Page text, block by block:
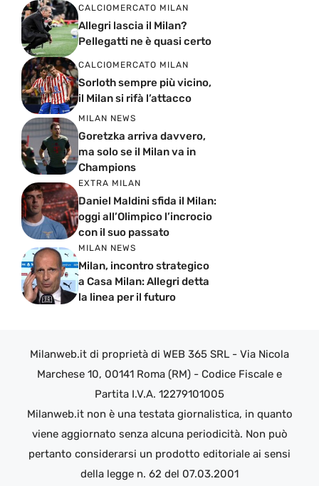
CALCIOMERCATO MILAN
Allegri lascia il Milan?
Pellegatti ne è quasi certo
CALCIOMERCATO MILAN
Sorloth sempre più vicino,
il Milan si rifà l’attacco
MILAN NEWS
Goretzka arriva davvero,
ma solo se il Milan va in
Champions
EXTRA MILAN
Daniel Maldini sfida il Milan:
oggi all’Olimpico l’incrocio
con il suo passato
MILAN NEWS
Milan, incontro strategico
a Casa Milan: Allegri detta
la linea per il futuro
Milanweb.it di proprietà di WEB 365 SRL - Via Nicola
Marchese 10, 00141 Roma (RM) - Codice Fiscale e
Partita I.V.A. 12279101005
Milanweb.it non è una testata giornalistica, in quanto
viene aggiornato senza alcuna periodicità. Non può
pertanto considerarsi un prodotto editoriale ai sensi
della legge n. 62 del 07.03.2001